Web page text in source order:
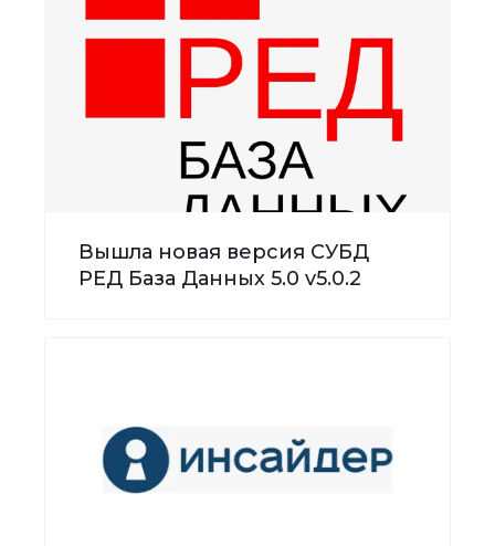
Вышла новая версия СУБД
РЕД База Данных 5.0 v5.0.2